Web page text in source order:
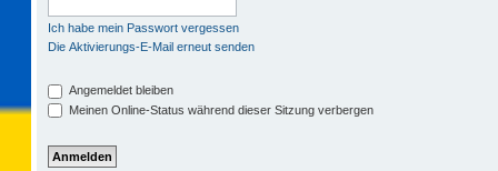
Ich habe mein Passwort vergessen
Die Aktivierungs-E-Mail erneut senden
Angemeldet bleiben
Meinen Online-Status während dieser Sitzung verbergen